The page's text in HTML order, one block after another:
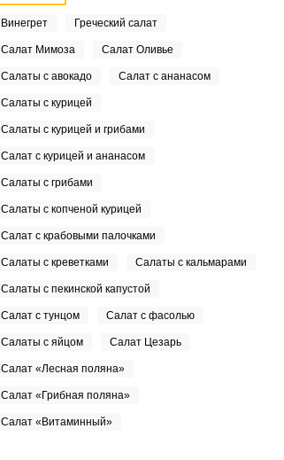
Винегрет Греческий салат
Салат Мимоза Салат Оливье
Салаты с авокадо Салат с ананасом
Салаты с курицей
Салаты с курицей и грибами
Салат с курицей и ананасом
Салаты с грибами
Салаты с копченой курицей
Салат с крабовыми палочками
Салаты с креветками Салаты с кальмарами
Салаты с пекинской капустой
Салат с тунцом Салат с фасолью
Салаты с яйцом Салат Цезарь
Салат «Лесная поляна»
Салат «Грибная поляна»
Салат «Витаминный»